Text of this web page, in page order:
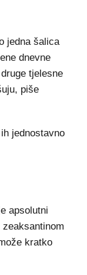
jedna šalica
dnevne
tjelesne
piše
jednostavno
apsolutni
kratko